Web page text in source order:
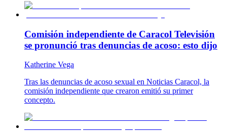
Comisión independiente de Caracol Televisión
se pronunció tras denuncias de acoso: esto dijo
Katherine Vega
Tras las denuncias de acoso sexual en Noticias Caracol, la
comisión independiente que crearon emitió su primer
concepto.